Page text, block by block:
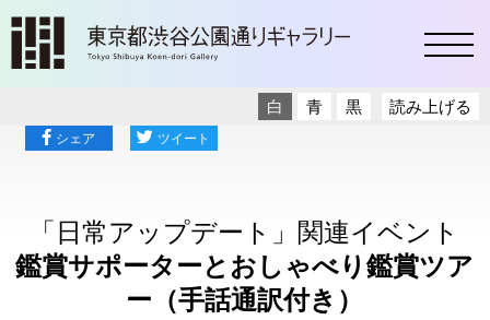
読み上げる
白 青 黒
シェア ツイート
「日常アップデート」関連イベント
鑑賞サポーターとおしゃべり鑑賞ツア
ー（手話通訳付き）